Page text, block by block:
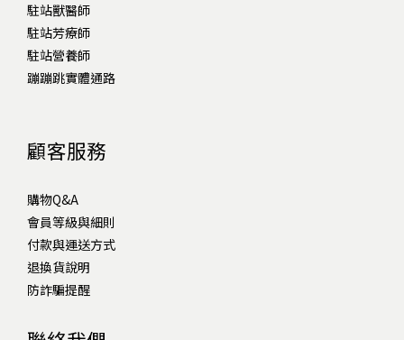
駐站獸醫師
駐站芳療師
駐站營養師
蹦蹦跳實體通路
顧客服務
購物Q&A
會員等級與細則
付款與運送方式
退換貨說明
防詐騙提醒